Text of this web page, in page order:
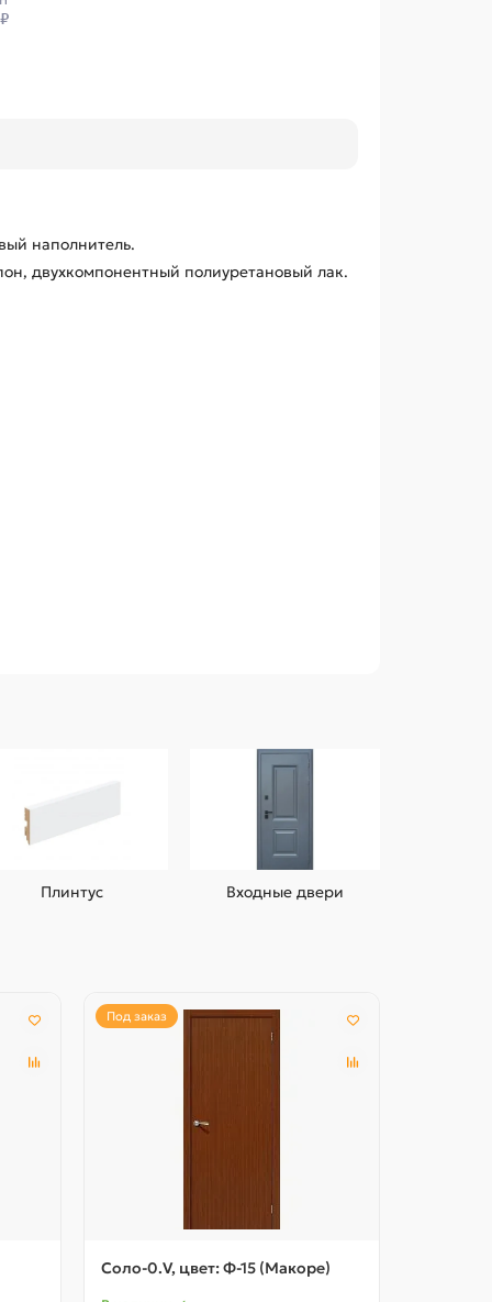
наполнитель.
двухкомпонентный полиуретановый лак.
Плинтус Входные двери
Под заказ
Соло-0.V, цвет: Ф-15 (Макоре)